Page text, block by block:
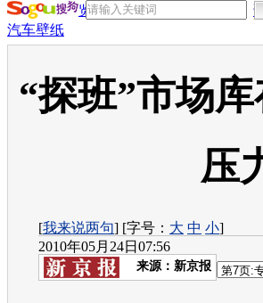
览器
赏
汽车壁纸
“探班”市场
压
[我来说两句] [字号： 大 中 小]
2010年05月24日07:56
来源： 新京报